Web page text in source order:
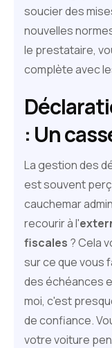
soucier des
nouvelles
le prestataire,
complète avec
: Un
La gestion des
est souvent
cauchemar
recourir à l'
fiscales ? Cela
sur ce que vous
des échéances
moi, c'est
de confiance.
votre voiture